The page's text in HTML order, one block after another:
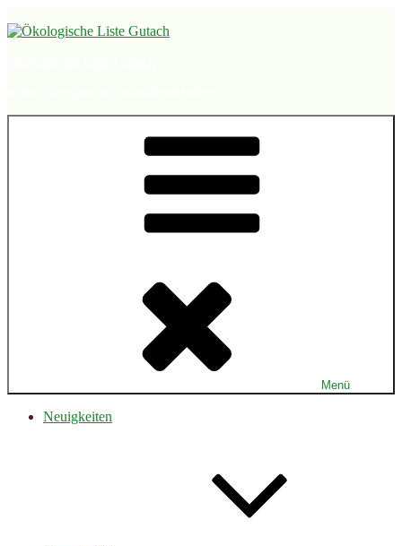
Inhalt
Menü
Neuigkeiten